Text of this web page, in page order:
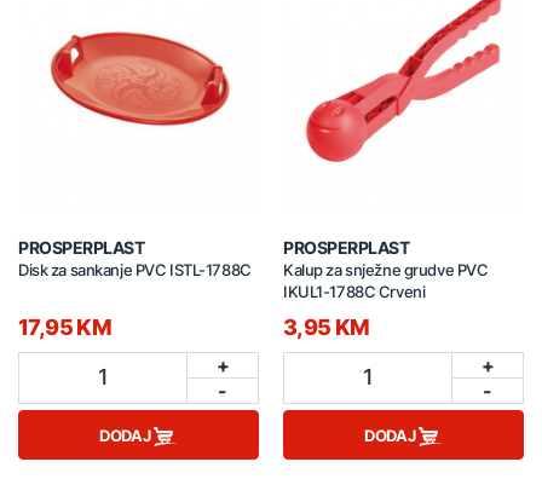
PROSPERPLAST
Disk za sankanje PVC ISTL-1788C
17,95 KM
1
+
-
DODAJ
PROSPERPLAST
Kalup za snježne grudve PVC
IKUL1-1788C Crveni
3,95 KM
1
+
-
DODAJ